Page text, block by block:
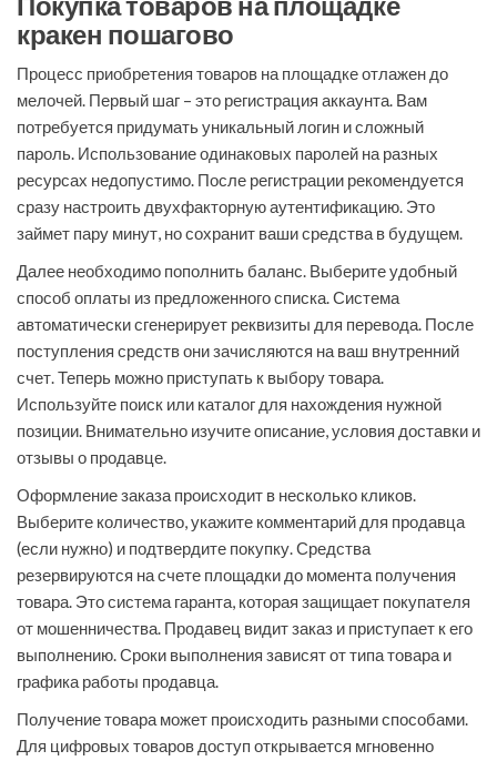
кракен пошагово
Процесс приобретения товаров на площадке отлажен до
мелочей. Первый шаг – это регистрация аккаунта. Вам
потребуется придумать уникальный логин и сложный
пароль. Использование одинаковых паролей на разных
ресурсах недопустимо. После регистрации рекомендуется
сразу настроить двухфакторную аутентификацию. Это
займет пару минут, но сохранит ваши средства в будущем.
Далее необходимо пополнить баланс. Выберите удобный
способ оплаты из предложенного списка. Система
автоматически сгенерирует реквизиты для перевода. После
поступления средств они зачисляются на ваш внутренний
счет. Теперь можно приступать к выбору товара.
Используйте поиск или каталог для нахождения нужной
позиции. Внимательно изучите описание, условия доставки и
отзывы о продавце.
Оформление заказа происходит в несколько кликов.
Выберите количество, укажите комментарий для продавца
(если нужно) и подтвердите покупку. Средства
резервируются на счете площадки до момента получения
товара. Это система гаранта, которая защищает покупателя
от мошенничества. Продавец видит заказ и приступает к его
выполнению. Сроки выполнения зависят от типа товара и
графика работы продавца.
Получение товара может происходить разными способами.
Для цифровых товаров доступ открывается мгновенно